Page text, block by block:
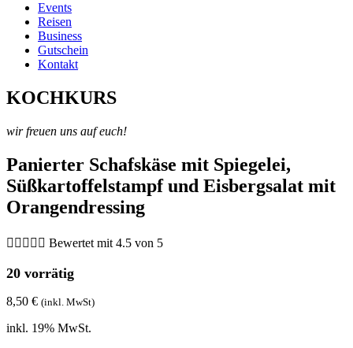
Events
Reisen
Business
Gutschein
Kontakt
KOCHKURS
wir freuen uns auf euch!
Panierter Schafskäse mit Spiegelei,
Süßkartoffelstampf und Eisbergsalat mit
Orangendressing
     Bewertet mit 4.5 von 5
20 vorrätig
8,50 € (inkl. MwSt)
inkl. 19% MwSt.